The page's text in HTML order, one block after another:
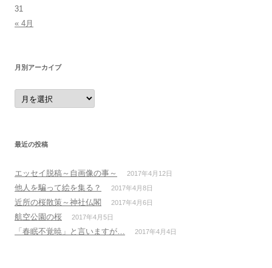
31
« 4月
月別アーカイブ
月
別
ア
ブ
最近の投稿
エッセイ脱稿～自画像の事～ 2017年4月12日
他人を騙って絵を集る？ 2017年4月8日
近所の桜散策～神社仏閣 2017年4月6日
航空公園の桜 2017年4月5日
「春眠不覚暁」と言いますが… 2017年4月4日